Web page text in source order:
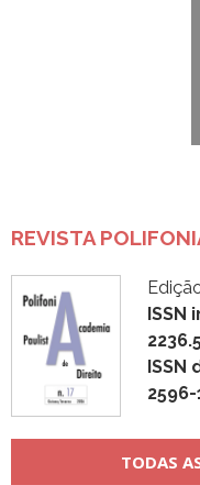
REVISTA
ISSN
ISSN
2596-
TODAS